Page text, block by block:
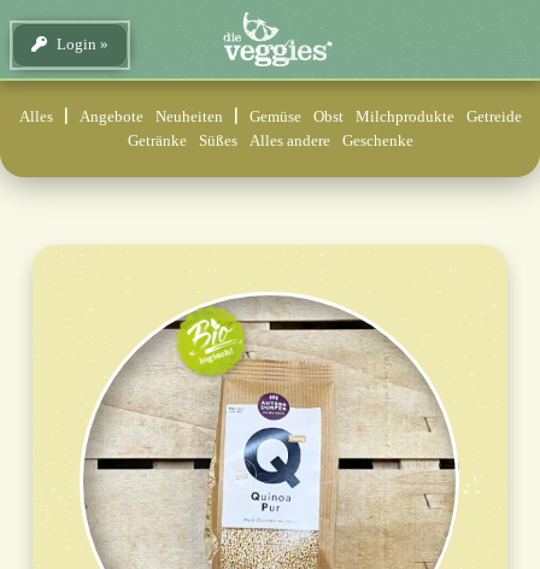
Login
Alles Angebote Neuheiten Gemüse Obst Milchprodukte
Getreide
Getränke
Süßes Alles andere Geschenke